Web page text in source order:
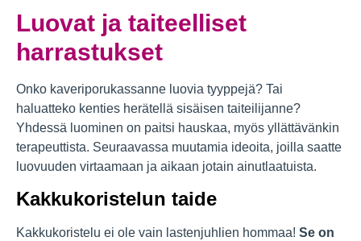
Luovat ja taiteelliset
harrastukset
Onko kaveriporukassanne luovia tyyppejä? Tai
haluatteko kenties herätellä sisäisen taiteilijanne?
Yhdessä luominen on paitsi hauskaa, myös yllättävänkin
terapeuttista. Seuraavassa muutamia ideoita, joilla saatte
luovuuden virtaamaan ja aikaan jotain ainutlaatuista.
Kakkukoristelun taide
Kakkukoristelu ei ole vain lastenjuhlien hommaa! Se on